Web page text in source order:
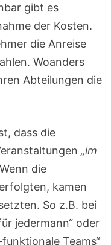
gibt es
der Kosten.
die Anreise
Woanders
Abteilungen die
dass die
„im
die
kamen
So z.B. bei
jedermann“ oder
Teams“